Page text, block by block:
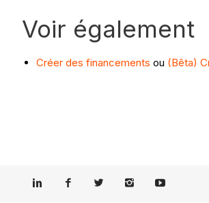
Voir également
Créer des financements ou (Bêta)